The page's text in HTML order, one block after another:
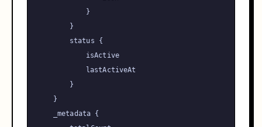
}
}
		status
{
}
}
	_metadata
{